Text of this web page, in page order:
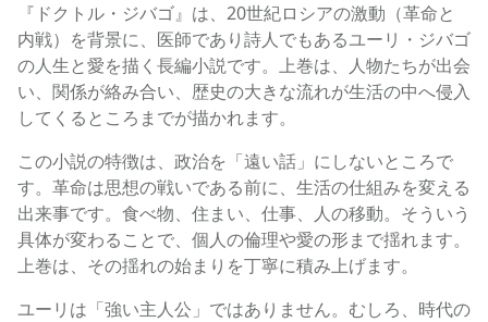
『ドクトル・ジバゴ』は、20世紀ロシアの激動（革命と
内戦）を背景に、医師であり詩人でもあるユーリ・ジバゴ
の人生と愛を描く長編小説です。上巻は、人物たちが出会
い、関係が絡み合い、歴史の大きな流れが生活の中へ侵入
してくるところまでが描かれます。
この小説の特徴は、政治を「遠い話」にしないところで
す。革命は思想の戦いである前に、生活の仕組みを変える
出来事です。食べ物、住まい、仕事、人の移動。そういう
具体が変わることで、個人の倫理や愛の形まで揺れます。
上巻は、その揺れの始まりを丁寧に積み上げます。
ユーリは「強い主人公」ではありません。むしろ、時代の